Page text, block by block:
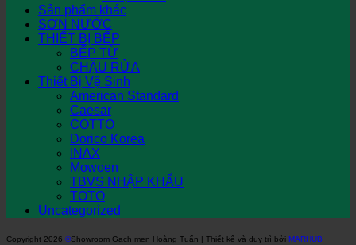
Sản phẩm khác
SƠN NƯỚC
THIẾT BỊ BẾP
BẾP TỪ
CHẬU RỬA
Thiết Bị Vệ Sinh
American Standard
Caesar
COTTO
Dorico Korea
INAX
Mowoen
TBVS NHẬP KHẨU
TOTO
Uncategorized
Copyright 2026 ©Showroom Gạch men Hoàng Tuấn | Thiết kế và duy trì bởi MARHUB